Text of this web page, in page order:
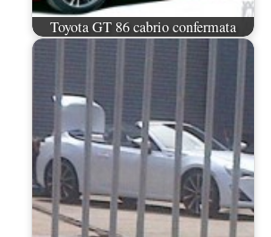
Toyota GT 86 cabrio confermata